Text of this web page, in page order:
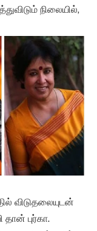
நிலையில்,
விடுதலையுடன்
புர்கா.